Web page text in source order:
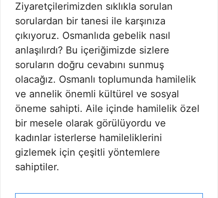
Ziyaretçilerimizden sıklıkla sorulan
sorulardan bir tanesi ile karşınıza
çıkıyoruz. Osmanlıda gebelik nasıl
anlaşılırdı? Bu içeriğimizde sizlere
soruların doğru cevabını sunmuş
olacağız. Osmanlı toplumunda hamilelik
ve annelik önemli kültürel ve sosyal
öneme sahipti. Aile içinde hamilelik özel
bir mesele olarak görülüyordu ve
kadınlar isterlerse hamileliklerini
gizlemek için çeşitli yöntemlere
sahiptiler.